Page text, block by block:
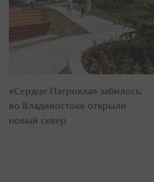
«Сердце Патрокла» забилось:
во Владивостоке открыли
новый сквер